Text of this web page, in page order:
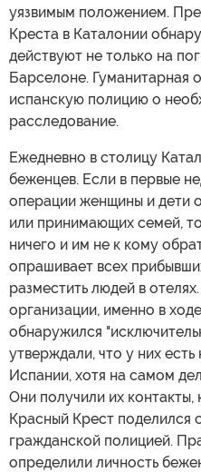
уязвимым положением.
Креста в Каталонии
действуют не только на
Барселоне. Гуманитарная
испанскую полицию о
расследование.
Ежедневно в столицу
беженцев. Если в первые
операции женщины и дети
или принимающих семей,
ничего и им не к кому
опрашивает всех
разместить людей в
организации, именно в
обнаружился
утверждали, что у них есть
Испании, хотя на самом
Они получили их контакты,
Красный Крест поделился
гражданской полицией.
определили личность